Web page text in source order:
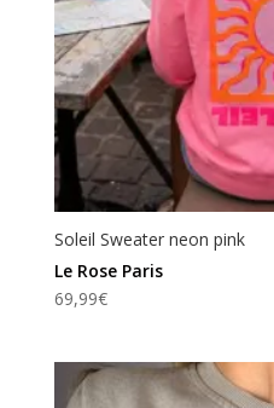
Soleil Sweater neon pink
Le Rose Paris
69,99€